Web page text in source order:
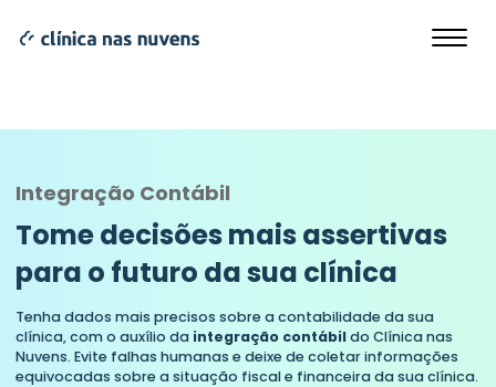
Integração Contábil
Tome decisões mais assertivas
para o futuro da sua clínica
Tenha dados mais precisos sobre a contabilidade da sua
clínica, com o auxílio da integração contábildo Clínica nas
Nuvens. Evite falhas humanas e deixe de coletar informações
equivocadas sobre a situação fiscal e financeira da sua clínica.